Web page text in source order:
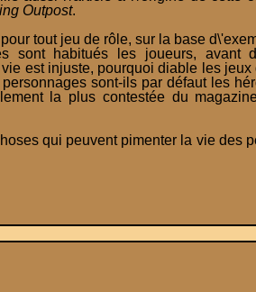
Outpost.
tout jeu de rôle, sur la base
sont habitués les joueurs, avant
est injuste, pourquoi diable les
sont-ils par défaut les
la plus contestée du
qui peuvent pimenter la vie des